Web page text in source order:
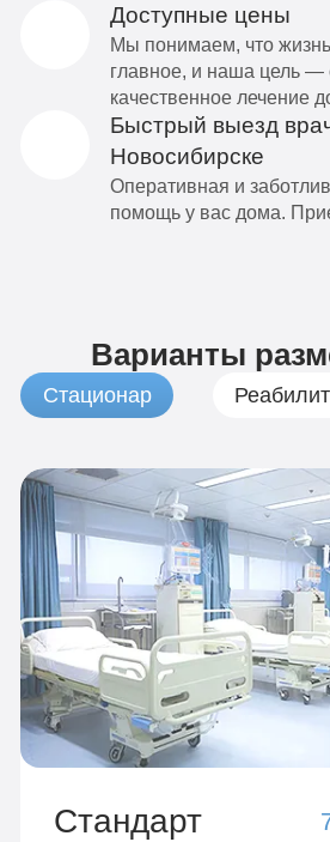
Доступные цены
Мы понимаем, что
главное, и наша цель —
качественное лечение
Быстрый выезд
Новосибирске
Оперативная и
помощь у вас дома.
Варианты
Стационар
Стандарт